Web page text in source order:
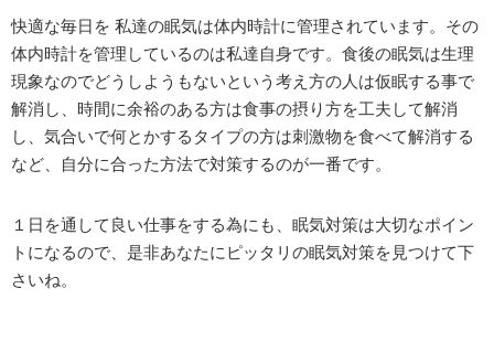
快適な毎日を 私達の眠気は体内時計に管理されています。その
体内時計を管理しているのは私達自身です。食後の眠気は生理
現象なのでどうしようもないという考え方の人は仮眠する事で
解消し、時間に余裕のある方は食事の摂り方を工夫して解消
し、気合いで何とかするタイプの方は刺激物を食べて解消する
など、自分に合った方法で対策するのが一番です。
１日を通して良い仕事をする為にも、眠気対策は大切なポイン
トになるので、是非あなたにピッタリの眠気対策を見つけて下
さいね。